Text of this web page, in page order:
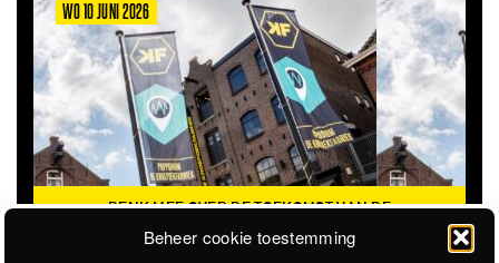
Beheer cookie toestemming
WO 10 JUNI 2026
DENK MEE OVER DE TOEKOMST VAN DE
KROEPOEKFABRIEK